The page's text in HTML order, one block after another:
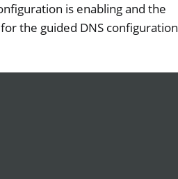
is enabling and the
the guided DNS configuration